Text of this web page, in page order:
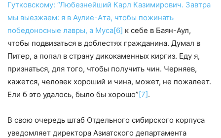
Гутковскому: “Любезнейший Карл Казимирович. Завтра
мы выезжаем: я в Аулие-Ата, чтобы пожинать
победоносные лавры, а Муса[6] к себе в Баян-Аул,
чтобы подвизаться в доблестях гражданина. Думал в
Питер, а попал в страну дикокаменных киргиз. Еду я,
признаться, для того, чтобы получить чин. Черняев,
кажется, человек хороший и чина, может, не пожалеет.
Ели б это удалось, было бы хорошо”[7].
В свою очередь штаб Отдельного сибирского корпуса
уведомляет директора Азиатского департамента